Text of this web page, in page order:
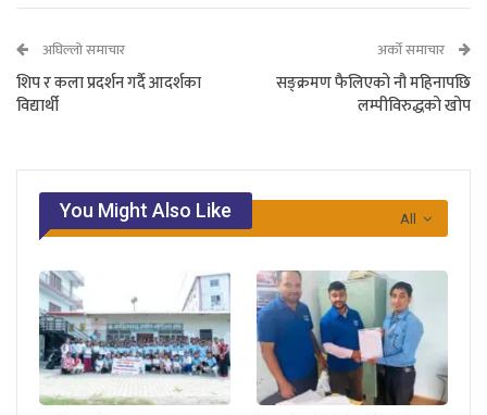
अघिल्लो समाचार
शिप र कला प्रदर्शन गर्दै आदर्शका
विद्यार्थी
अर्को समाचार
सङ्क्रमण फैलिएको नौ महिनापछि
लम्पीविरुद्धको खोप
All
You Might Also Like